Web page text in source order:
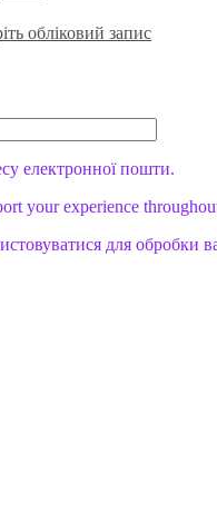
обліковий запис
електронної пошти.
your experience
для